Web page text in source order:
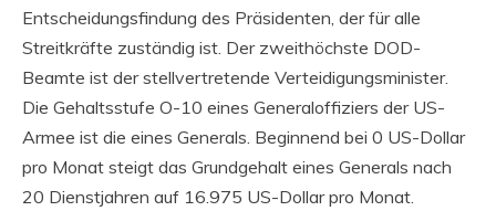
Entscheidungsfindung des Präsidenten, der für alle
Streitkräfte zuständig ist. Der zweithöchste DOD-
Beamte ist der stellvertretende Verteidigungsminister.
Die Gehaltsstufe O-10 eines Generaloffiziers der US-
Armee ist die eines Generals. Beginnend bei 0 US-Dollar
pro Monat steigt das Grundgehalt eines Generals nach
20 Dienstjahren auf 16.975 US-Dollar pro Monat.